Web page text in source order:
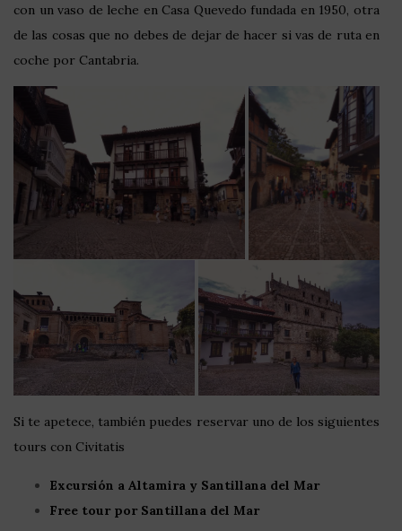
con un vaso de leche en Casa Quevedo fundada en 1950, otra
de las cosas que no debes de dejar de hacer si vas de ruta en
coche por Cantabria.
Si te apetece, también puedes reservar uno de los siguientes
tours con Civitatis
Excursión a Altamira y Santillana del Mar
Free tour por Santillana del Mar